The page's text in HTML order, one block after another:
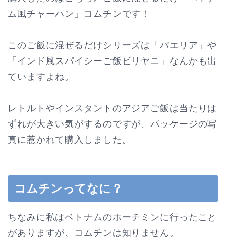
ム風チャーハン」コムチンです！
このご飯に混ぜるだけシリーズは「パエリア」や
「インド風スパイシーご飯ビリヤニ」なんかも出
ていますよね。
レトルトやインスタントのアジアご飯は当たりは
ずれが大きい気がするのですが、パッケージの写
真に惹かれて購入しました。
コムチンってなに？
ちなみに私はベトナムのホーチミンに行ったこと
がありますが、コムチンは知りません。